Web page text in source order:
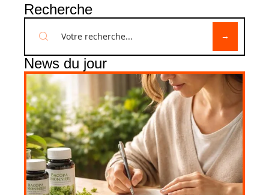
Recherche
News du jour